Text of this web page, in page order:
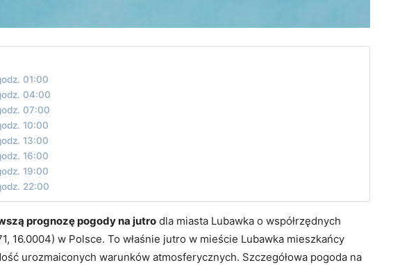
01:00
04:00
07:00
10:00
13:00
16:00
19:00
22:00
prognozę pogody na jutro dla miasta Lubawka o współrzędnych
16.0004) w Polsce. To właśnie jutro w mieście Lubawka mieszkańcy
urozmaiconych warunków atmosferycznych. Szczegółowa pogoda na